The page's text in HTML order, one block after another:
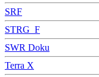
SRF
STRG_F
SWR Doku
Terra X